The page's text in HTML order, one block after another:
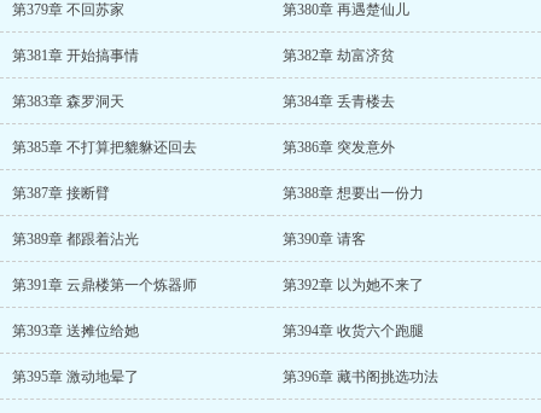
第379章 不回苏家 第380章 再遇楚仙儿
第381章 开始搞事情 第382章 劫富济贫
第383章 森罗洞天 第384章 丢青楼去
第385章 不打算把貔貅还回去 第386章 突发意外
第387章 接断臂 第388章 想要出一份力
第389章 都跟着沾光 第390章 请客
第391章 云鼎楼第一个炼器师 第392章 以为她不来了
第393章 送摊位给她 第394章 收货六个跑腿
第395章 激动地晕了 第396章 藏书阁挑选功法